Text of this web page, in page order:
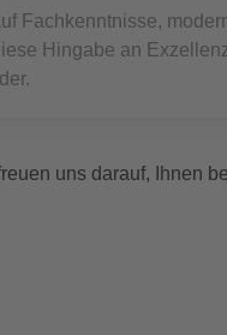
Fachkenntnisse,
Hingabe an
uns darauf, Ihnen